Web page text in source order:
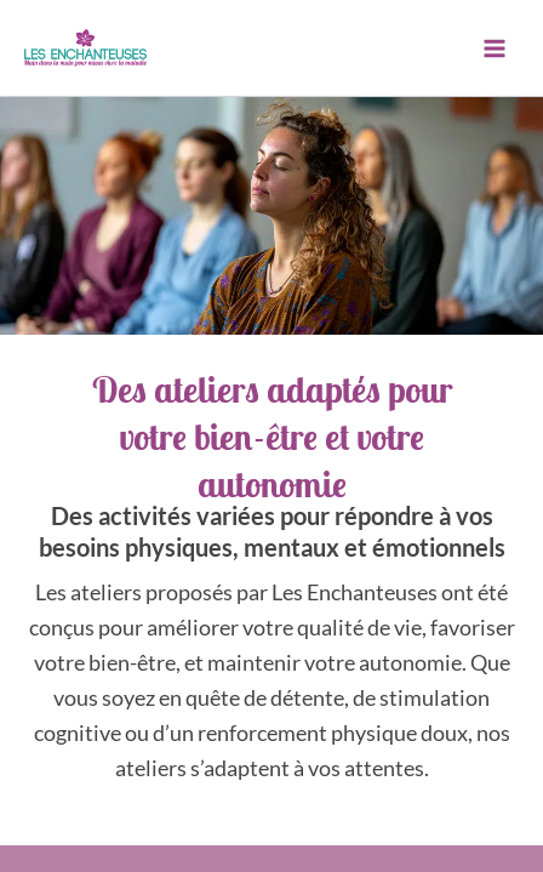
contenu
Des ateliers adaptés pour
votre bien-être et votre
autonomie
Des activités variées pour répondre à vos
besoins physiques, mentaux et émotionnels
Les ateliers proposés par Les Enchanteuses ont été
conçus pour améliorer votre qualité de vie, favoriser
votre bien-être, et maintenir votre autonomie. Que
vous soyez en quête de détente, de stimulation
cognitive ou d’un renforcement physique doux, nos
ateliers s’adaptent à vos attentes.